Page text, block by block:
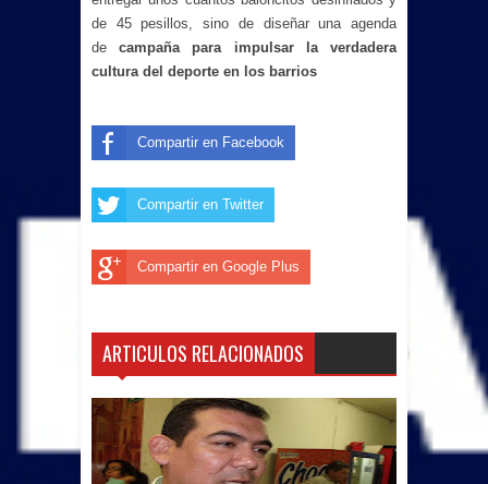
de 45 pesillos, sino de diseñar una agenda
de
campaña para impulsar la verdadera
cultura del deporte en los barrios
Compartir en Facebook
Compartir en Twitter
Compartir en Google Plus
ARTICULOS RELACIONADOS